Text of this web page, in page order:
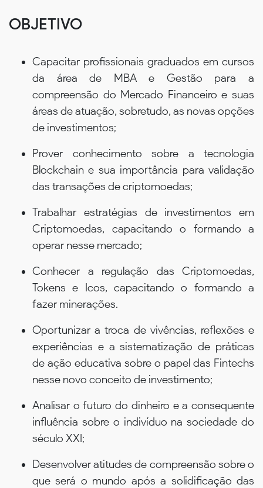
OBJETIVO
Capacitar profissionais graduados em cursos
da área de MBA e Gestão para a
compreensão do Mercado Financeiro e suas
áreas de atuação, sobretudo, as novas opções
de investimentos;
Prover conhecimento sobre a tecnologia
Blockchain e sua importância para validação
das transações de criptomoedas;
Trabalhar estratégias de investimentos em
Criptomoedas, capacitando o formando a
operar nesse mercado;
Conhecer a regulação das Criptomoedas,
Tokens e Icos, capacitando o formando a
fazer minerações.
Oportunizar a troca de vivências, reflexões e
experiências e a sistematização de práticas
de ação educativa sobre o papel das Fintechs
nesse novo conceito de investimento;
Analisar o futuro do dinheiro e a consequente
influência sobre o indivíduo na sociedade do
século XXI;
Desenvolver atitudes de compreensão sobre o
que será o mundo após a solidificação das